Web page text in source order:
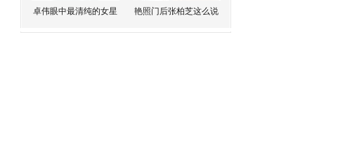
卓伟眼中最清纯的女星 艳照门后张柏芝这么说